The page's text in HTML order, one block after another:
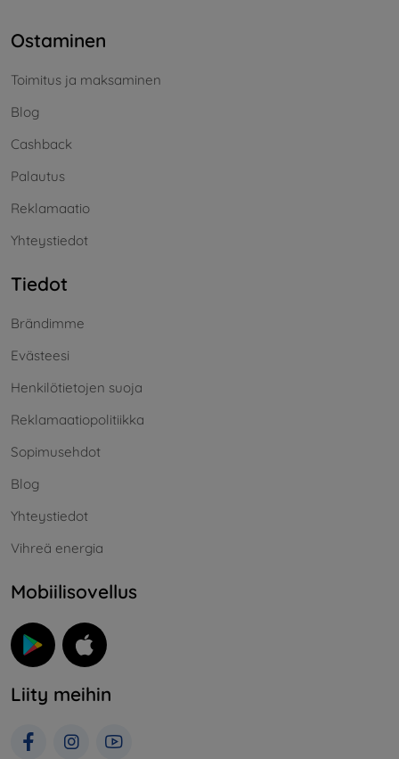
Ostaminen
Toimitus ja maksaminen
Blog
Cashback
Palautus
Reklamaatio
Yhteystiedot
Tiedot
Brändimme
Evästeesi
Henkilötietojen suoja
Reklamaatiopolitiikka
Sopimusehdot
Blog
Yhteystiedot
Vihreä energia
Mobiilisovellus
Liity meihin